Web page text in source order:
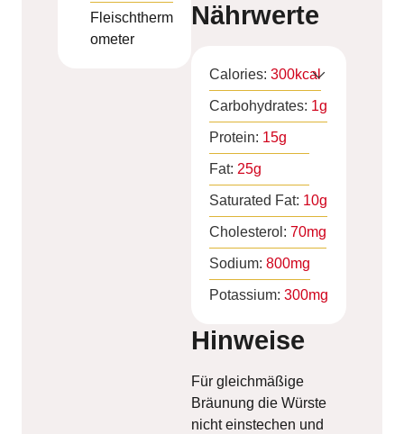
Fleischtherm
ometer
Nährwerte
Calories: 300kcal
Carbohydrates: 1g
Protein: 15g
Fat: 25g
Saturated Fat: 10g
Cholesterol: 70mg
Sodium: 800mg
Potassium: 300mg
Hinweise
Für gleichmäßige
Bräunung die Würste
nicht einstechen und